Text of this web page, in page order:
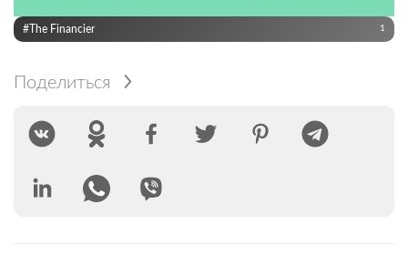
#The Financier 1
Поделиться